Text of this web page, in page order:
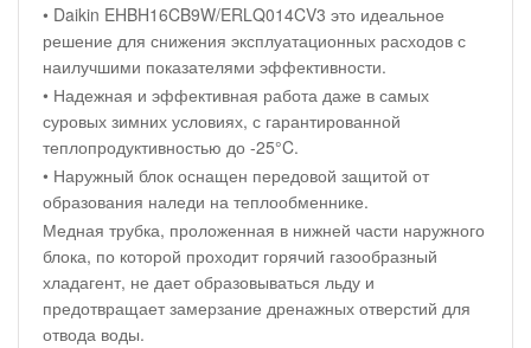
• Daikin EHBH16CB9W/ERLQ014CV3 это идеальное
решение для снижения эксплуатационных расходов с
наилучшими показателями эффективности.
• Надежная и эффективная работа даже в самых
суровых зимних условиях, с гарантированной
теплопродуктивностью до -25°C.
• Наружный блок оснащен передовой защитой от
образования наледи на теплообменнике.
Медная трубка, проложенная в нижней части наружного
блока, по которой проходит горячий газообразный
хладагент, не дает образовываться льду и
предотвращает замерзание дренажных отверстий для
отвода воды.